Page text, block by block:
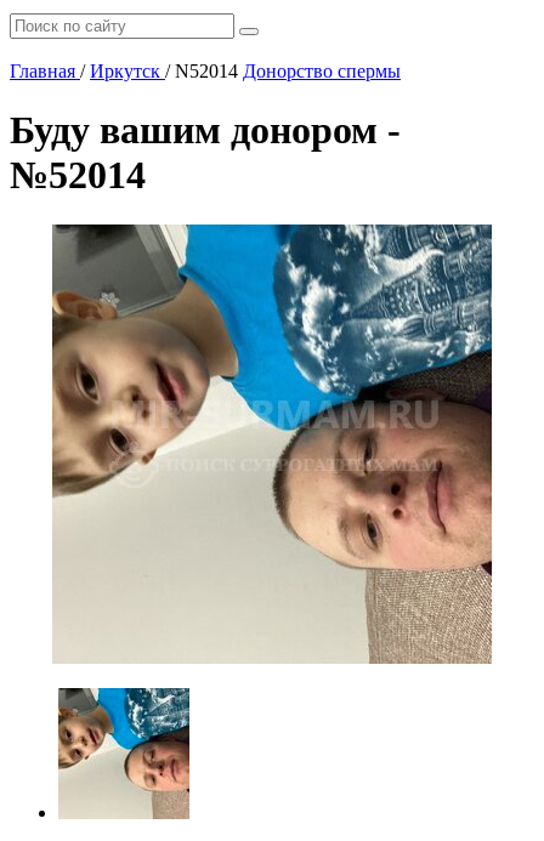
Главная / Иркутск /N52014 Донорство спермы
Буду вашим донором -
№52014